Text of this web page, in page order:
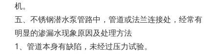
机。
五、不锈钢潜水泵管路中，管道或法兰连接处，经常有
明显的渗漏水现象原因及处理方法
1、管道本身有缺陷，未经过压力试验。